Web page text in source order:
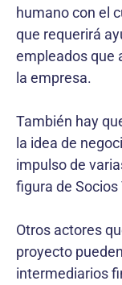
humano con el
que requerirá
empleados que
la empresa.
También hay
la idea de
impulso de
figura de
Otros actores
proyecto
intermediarios